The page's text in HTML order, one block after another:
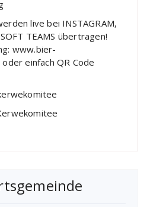
live bei INSTAGRAM,
TEAMS übertragen!
www.bier-
oder einfach QR Code